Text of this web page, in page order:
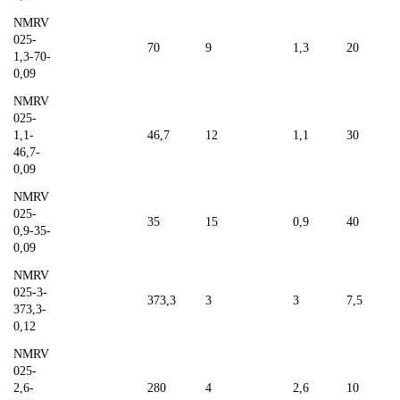
NMRV
025-
1,3-70-
0,09
70 9 1,3 20
NMRV
025-
1,1-
46,7-
0,09
46,7 12 1,1 30
NMRV
025-
0,9-35-
0,09
35 15 0,9 40
NMRV
025-3-
373,3-
0,12
373,3 3 3 7,5
NMRV
025-
2,6-
280 4 2,6 10